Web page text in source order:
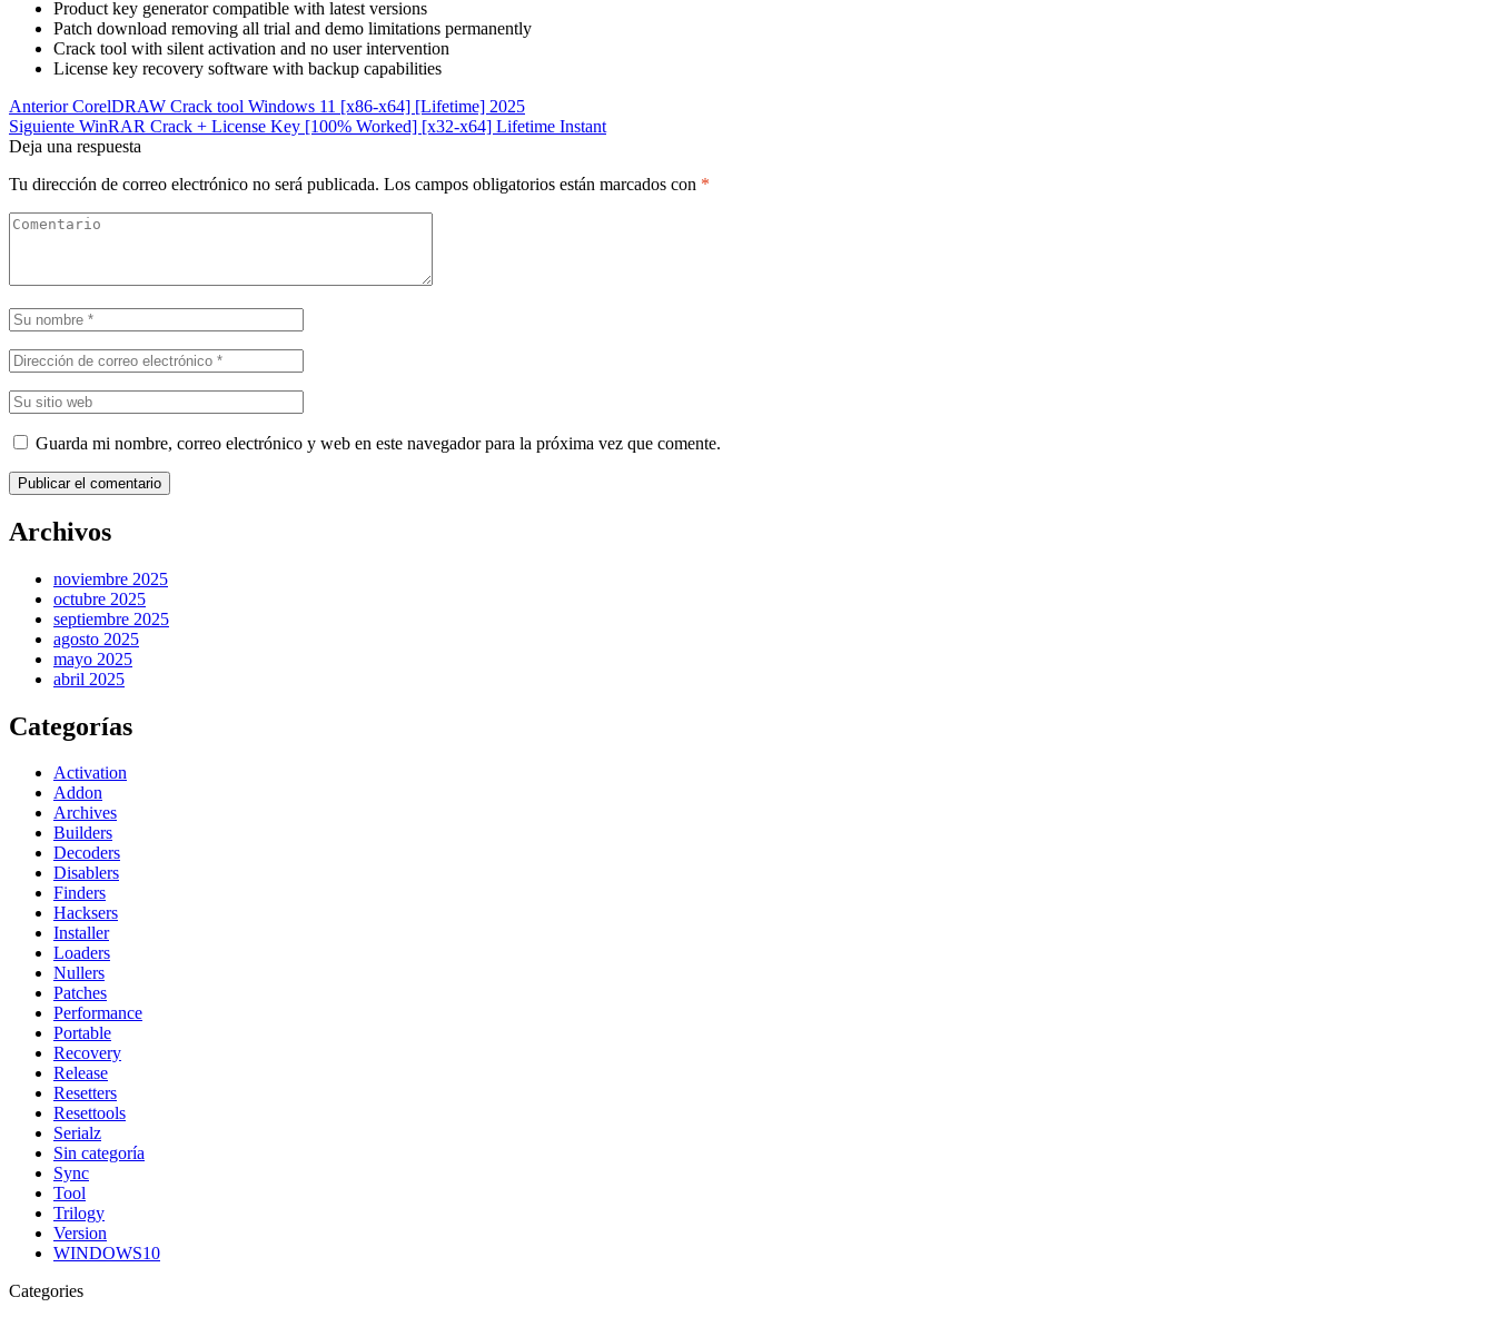
Product key generator compatible with latest versions
Patch download removing all trial and demo limitations permanently
Crack tool with silent activation and no user intervention
License key recovery software with backup capabilities
AnteriorCorelDRAW Crack tool Windows 11 [x86-x64] [Lifetime] 2025
Siguiente WinRAR Crack + License Key [100% Worked] [x32-x64] Lifetime Instant
Deja una respuesta
Tu dirección de correo electrónico no será publicada. Los campos obligatorios están marcados con *
Guarda mi nombre, correo electrónico y web en este navegador para la próxima vez que comente.
Publicar el comentario
Archivos
noviembre 2025
octubre 2025
septiembre 2025
agosto 2025
mayo 2025
abril 2025
Categorías
Activation
Addon
Archives
Builders
Decoders
Disablers
Finders
Hacksers
Installer
Loaders
Nullers
Patches
Performance
Portable
Recovery
Release
Resetters
Resettools
Serialz
Sin categoría
Sync
Tool
Trilogy
Version
WINDOWS10
Categories